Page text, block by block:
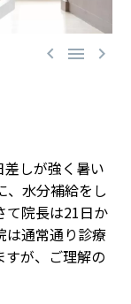
  
しが強く暑い
、水分補給をし
て院長は21日か
は通常通り診療
すが、ご理解の